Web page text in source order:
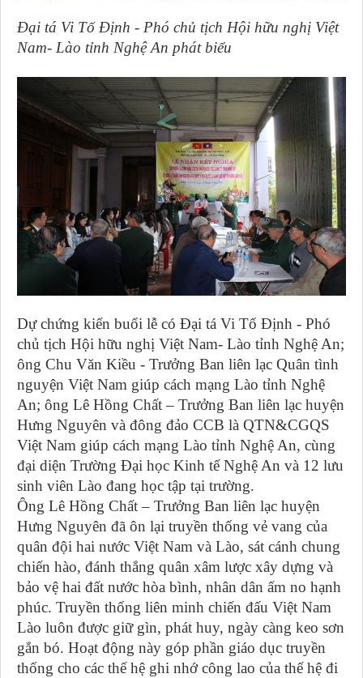
Đại tá Vi Tố Định - Phó chủ tịch Hội hữu nghị Việt
Nam- Lào tỉnh Nghệ An phát biểu
Dự chứng kiến buổi lễ có Đại tá Vi Tố Định - Phó
chủ tịch Hội hữu nghị Việt Nam- Lào tỉnh Nghệ An;
ông Chu Văn Kiều - Trưởng Ban liên lạc Quân tình
nguyện Việt Nam giúp cách mạng Lào tỉnh Nghệ
An; ông Lê Hồng Chất – Trưởng Ban liên lạc huyện
Hưng Nguyên và đông đảo CCB là QTN&CGQS
Việt Nam giúp cách mạng Lào tỉnh Nghệ An, cùng
đại diện Trường Đại học Kinh tế Nghệ An và 12 lưu
sinh viên Lào đang học tập tại trường.
Ông Lê Hồng Chất – Trưởng Ban liên lạc huyện
Hưng Nguyên đã ôn lại truyền thống vẻ vang của
quân đội hai nước Việt Nam và Lào, sát cánh chung
chiến hào, đánh thắng quân xâm lược xây dựng và
bảo vệ hai đất nước hòa bình, nhân dân ấm no hạnh
phúc. Truyền thống liên minh chiến đấu Việt Nam
Lào luôn được giữ gìn, phát huy, ngày càng keo sơn
gắn bó. Hoạt động này góp phần giáo dục truyền
thống cho các thế hệ ghi nhớ công lao của thế hệ đi